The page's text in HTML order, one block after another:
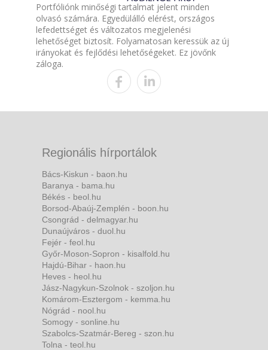
Portfóliónk minőségi tartalmat jelent minden
olvasó számára. Egyedülálló elérést, országos
lefedettséget és változatos megjelenési
lehetőséget biztosít. Folyamatosan keressük az új
irányokat és fejlődési lehetőségeket. Ez jövőnk
záloga.
Regionális hírportálok
Bács-Kiskun - baon.hu
Baranya - bama.hu
Békés - beol.hu
Borsod-Abaúj-Zemplén - boon.hu
Csongrád - delmagyar.hu
Dunaújváros - duol.hu
Fejér - feol.hu
Győr-Moson-Sopron - kisalfold.hu
Hajdú-Bihar - haon.hu
Heves - heol.hu
Jász-Nagykun-Szolnok - szoljon.hu
Komárom-Esztergom - kemma.hu
Nógrád - nool.hu
Somogy - sonline.hu
Szabolcs-Szatmár-Bereg - szon.hu
Tolna - teol.hu